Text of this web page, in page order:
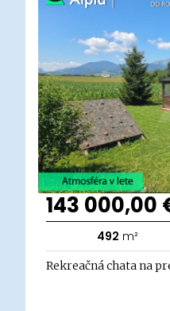
143 000,00
492 m²
Rekreačná chata na